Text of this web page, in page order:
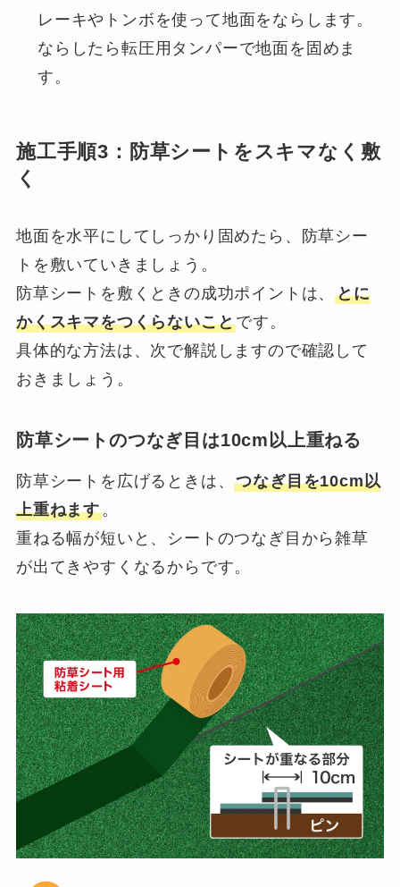
レーキやトンボを使って地面をならします。
ならしたら転圧用タンパーで地面を固めま
す。
施工手順3：防草シートをスキマなく敷
く
地面を水平にしてしっかり固めたら、防草シー
トを敷いていきましょう。
防草シートを敷くときの成功ポイントは、とに
かくスキマをつくらないことです。
具体的な方法は、次で解説しますので確認して
おきましょう。
防草シートのつなぎ目は10cm以上重ねる
防草シートを広げるときは、つなぎ目を10cm以
上重ねます。
重ねる幅が短いと、シートのつなぎ目から雑草
が出てきやすくなるからです。